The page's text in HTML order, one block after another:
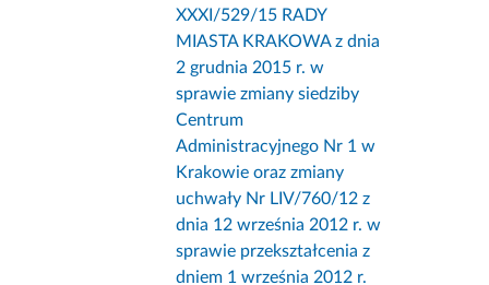
XXXI/529/15 RADY
MIASTA KRAKOWA z dnia
2 grudnia 2015 r. w
sprawie zmiany siedziby
Centrum
Administracyjnego Nr 1 w
Krakowie oraz zmiany
uchwały Nr LIV/760/12 z
dnia 12 września 2012 r. w
sprawie przekształcenia z
dniem 1 września 2012 r.